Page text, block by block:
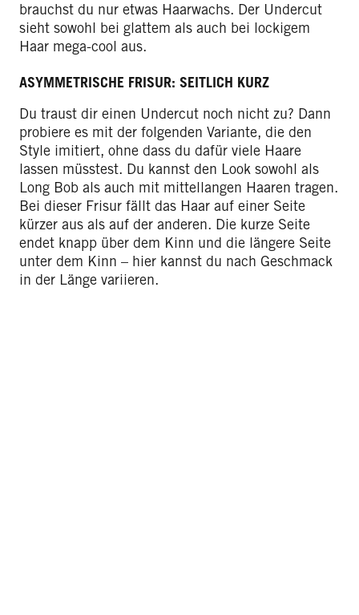
brauchst du nur etwas Haarwachs. Der Undercut
sieht sowohl bei glattem als auch bei lockigem
Haar mega-cool aus.
ASYMMETRISCHE FRISUR: SEITLICH KURZ
Du traust dir einen Undercut noch nicht zu? Dann
probiere es mit der folgenden Variante, die den
Style imitiert, ohne dass du dafür viele Haare
lassen müsstest. Du kannst den Look sowohl als
Long Bob als auch mit mittellangen Haaren tragen.
Bei dieser Frisur fällt das Haar auf einer Seite
kürzer aus als auf der anderen. Die kurze Seite
endet knapp über dem Kinn und die längere Seite
unter dem Kinn – hier kannst du nach Geschmack
in der Länge variieren.